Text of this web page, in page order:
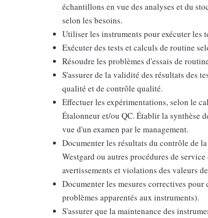
échantillons en vue des analyses et du
selon les besoins.
Utiliser les instruments pour exécuter les
Exécuter des tests et calculs de routine
Résoudre les problèmes d'essais de
S'assurer de la validité des résultats des
qualité et de contrôle qualité.
Effectuer les expérimentations, selon le
Étalonneur et/ou QC. Établir la synthèse
vue d'un examen par le management.
Documenter les résultats du contrôle de
Westgard ou autres procédures de
avertissements et violations des valeurs
Documenter les mesures correctives
problèmes apparentés aux instruments).
S'assurer que la maintenance des